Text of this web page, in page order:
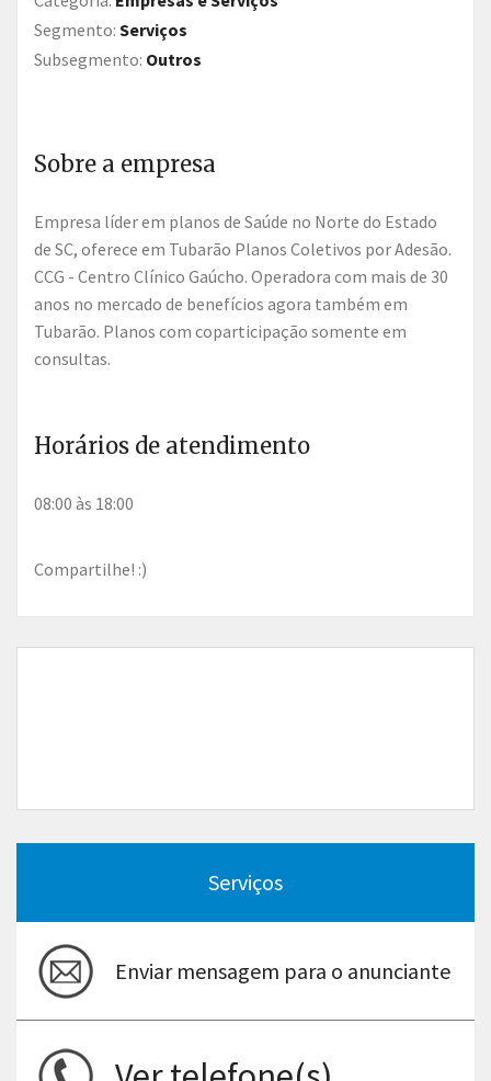
Segmento: Serviços
Subsegmento: Outros
Sobre a empresa
Empresa líder em planos de Saúde no Norte do Estado
de SC, oferece em Tubarão Planos Coletivos por Adesão.
CCG - Centro Clínico Gaúcho. Operadora com mais de 30
anos no mercado de benefícios agora também em
Tubarão. Planos com coparticipação somente em
consultas.
Horários de atendimento
08:00 às 18:00
Compartilhe! :)
Serviços
Enviar mensagem para o anunciante